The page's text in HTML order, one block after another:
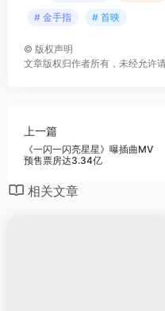
# 金手指
# 首映
© 版权声明
文章版权归作者所有，未经允许请
上一篇
《一闪一闪亮星星》曝插曲MV
预售票房达3.34亿
相关文章